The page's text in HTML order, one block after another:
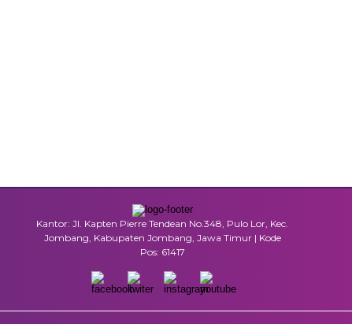
Kantor: Jl. Kapten Pierre Tendean No.348, Pulo Lor, Kec.
Jombang, Kabupaten Jombang, Jawa Timur | Kode
Pos: 61417